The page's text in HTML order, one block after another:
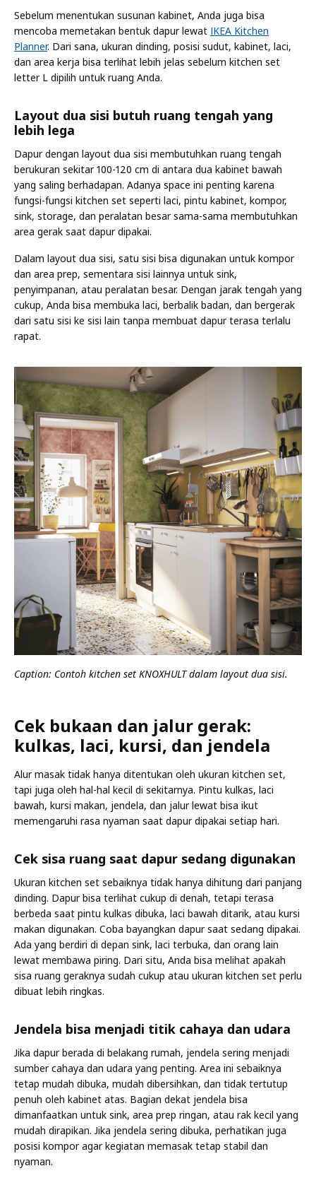
Sebelum menentukan susunan kabinet, Anda juga bisa
mencoba memetakan bentuk dapur lewat IKEA Kitchen
Planner. Dari sana, ukuran dinding, posisi sudut, kabinet, laci,
dan area kerja bisa terlihat lebih jelas sebelum kitchen set
letter L dipilih untuk ruang Anda.
Layout dua sisi butuh ruang tengah yang
lebih lega
Dapur dengan layout dua sisi membutuhkan ruang tengah
berukuran sekitar 100-120 cm di antara dua kabinet bawah
yang saling berhadapan. Adanya space ini penting karena
fungsi-fungsi kitchen set seperti laci, pintu kabinet, kompor,
sink, storage, dan peralatan besar sama-sama membutuhkan
area gerak saat dapur dipakai.
Dalam layout dua sisi, satu sisi bisa digunakan untuk kompor
dan area prep, sementara sisi lainnya untuk sink,
penyimpanan, atau peralatan besar. Dengan jarak tengah yang
cukup, Anda bisa membuka laci, berbalik badan, dan bergerak
dari satu sisi ke sisi lain tanpa membuat dapur terasa terlalu
rapat.
Caption: Contoh kitchen set KNOXHULT dalam layout dua sisi.
Cek bukaan dan jalur gerak:
kulkas, laci, kursi, dan jendela
Alur masak tidak hanya ditentukan oleh ukuran kitchen set,
tapi juga oleh hal-hal kecil di sekitarnya. Pintu kulkas, laci
bawah, kursi makan, jendela, dan jalur lewat bisa ikut
memengaruhi rasa nyaman saat dapur dipakai setiap hari.
Cek sisa ruang saat dapur sedang digunakan
Ukuran kitchen set sebaiknya tidak hanya dihitung dari panjang
dinding. Dapur bisa terlihat cukup di denah, tetapi terasa
berbeda saat pintu kulkas dibuka, laci bawah ditarik, atau kursi
makan digunakan. Coba bayangkan dapur saat sedang dipakai.
Ada yang berdiri di depan sink, laci terbuka, dan orang lain
lewat membawa piring. Dari situ, Anda bisa melihat apakah
sisa ruang geraknya sudah cukup atau ukuran kitchen set perlu
dibuat lebih ringkas.
Jendela bisa menjadi titik cahaya dan udara
Jika dapur berada di belakang rumah, jendela sering menjadi
sumber cahaya dan udara yang penting. Area ini sebaiknya
tetap mudah dibuka, mudah dibersihkan, dan tidak tertutup
penuh oleh kabinet atas. Bagian dekat jendela bisa
dimanfaatkan untuk sink, area prep ringan, atau rak kecil yang
mudah dirapikan. Jika jendela sering dibuka, perhatikan juga
posisi kompor agar kegiatan memasak tetap stabil dan
nyaman.